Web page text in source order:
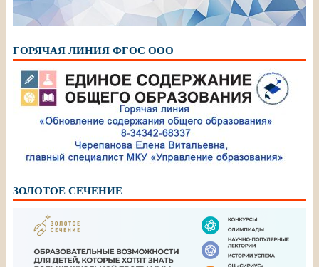
ГОРЯЧАЯ ЛИНИЯ ФГОС ООО
ЗОЛОТОЕ СЕЧЕНИЕ